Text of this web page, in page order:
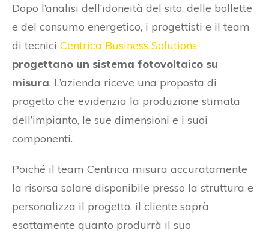
Dopo l’analisi dell’idoneità del sito, delle bollette
e del consumo energetico, i progettisti e il team
di tecnici Centrica Business Solutions
progettano un sistema fotovoltaico su
misura. L’azienda riceve una proposta di
progetto che evidenzia la produzione stimata
dell’impianto, le sue dimensioni e i suoi
componenti.
Poiché il team Centrica misura accuratamente
la risorsa solare disponibile presso la struttura e
personalizza il progetto, il cliente saprà
esattamente quanto produrrà il suo